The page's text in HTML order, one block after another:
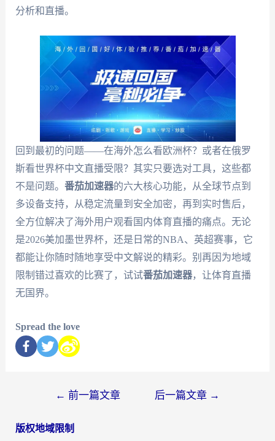
分析和直播。
回到最初的问题——在海外怎么看欧洲杯？或者在俄罗
斯看世界杯中文直播受限？其实只要选对工具，这些都
不是问题。 番茄加速器的六大核心功能，从全球节点到
多设备支持，从稳定流量到安全加密，再到实时售后，
全方位解决了海外用户观看国内体育直播的痛点。无论
是2026美加墨世界杯，还是日常的NBA、英超赛事，它
都能让你随时随地享受中文解说的精彩。别再因为地域
限制错过喜欢的比赛了，试试番茄加速器，让体育直播
无国界。
Spread the love
← 前一篇文章 后一篇文章 →
版权地域限制